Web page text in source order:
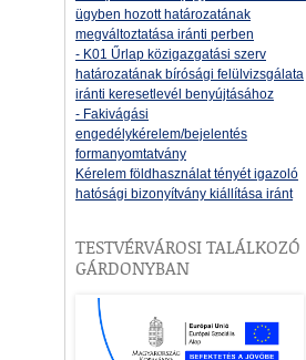
ügyben hozott határozatának
megváltoztatása iránti perben
- K01 Űrlap közigazgatási szerv
határozatának bírósági felülvizsgálata
iránti keresetlevél benyújtásához
- Fakivágási
engedélykérelem/bejelentés
formanyomtatvány
Kérelem földhasználat tényét igazoló
hatósági bizonyítvány kiállítása iránt
TESTVÉRVÁROSI TALÁLKOZÓ
GÁRDONYBAN